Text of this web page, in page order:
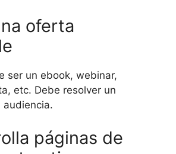
oferta
ser un ebook, webinar,
etc. Debe resolver un
audiencia.
páginas de